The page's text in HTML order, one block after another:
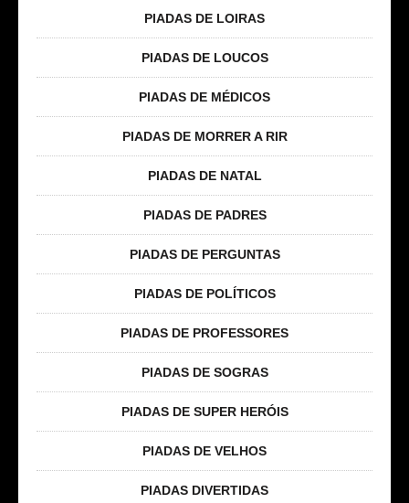
PIADAS DE LOIRAS
PIADAS DE LOUCOS
PIADAS DE MÉDICOS
PIADAS DE MORRER A RIR
PIADAS DE NATAL
PIADAS DE PADRES
PIADAS DE PERGUNTAS
PIADAS DE POLÍTICOS
PIADAS DE PROFESSORES
PIADAS DE SOGRAS
PIADAS DE SUPER HERÓIS
PIADAS DE VELHOS
PIADAS DIVERTIDAS